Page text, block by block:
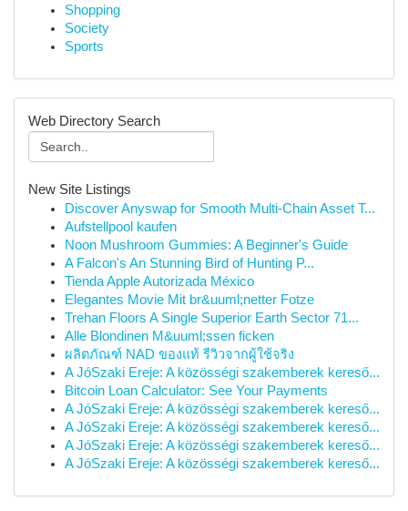
Shopping
Society
Sports
Web Directory Search
New Site Listings
Discover Anyswap for Smooth Multi-Chain Asset T...
Aufstellpool kaufen
Noon Mushroom Gummies: A Beginner's Guide
A Falcon's An Stunning Bird of Hunting P...
Tienda Apple Autorizada México
Elegantes Movie Mit br&uuml;netter Fotze
Trehan Floors A Single Superior Earth Sector 71...
Alle Blondinen M&uuml;ssen ficken
ผลิตภัณฑ์ NAD ของแท้ รีวิวจากผู้ใช้จริง
A JóSzaki Ereje: A közösségi szakemberek kereső...
Bitcoin Loan Calculator: See Your Payments
A JóSzaki Ereje: A közösségi szakemberek kereső...
A JóSzaki Ereje: A közösségi szakemberek kereső...
A JóSzaki Ereje: A közösségi szakemberek kereső...
A JóSzaki Ereje: A közösségi szakemberek kereső...